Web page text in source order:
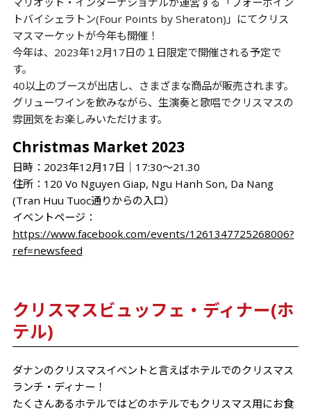
トバイシェラトン(Four Points by Sheraton)」にてクリス
マスマーケットが今年も開催！
今年は、2023年12月17日の１日限定で開催される予定で
す。
40以上のブースが出店し、さまざまな商品が販売されます。
グリューワインを飲みながら、生演奏と歌唱でクリスマスの
雰囲気をお楽しみいただけます。
Christmas Market 2023
日時：2023年12月17日│17:30～21.30
住所：120 Vo Nguyen Giap, Ngu Hanh Son, Da Nang
(Tran Huu Tuoc通りからの入口）
イベントページ：
https://www.facebook.com/events/1261347725268006?
ref=newsfeed
クリスマスビュッフェ・ディナー(ホ
テル)
ダナンのクリスマスイベントと言えばホテルでのクリスマス
ランチ・ディナー！
たくさんあるホテルではどのホテルでもクリスマス用にお食